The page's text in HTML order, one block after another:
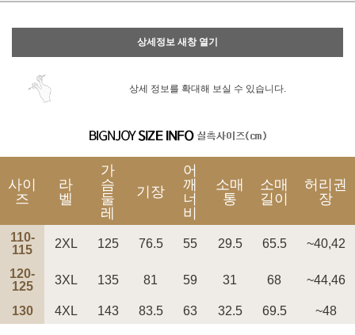
상세정보 새창 열기
상세 정보를 확대해 보실 수 있습니다.
사이
즈
라
벨
가
슴
둘
레
기장
어
깨
너
비
소매
통
소매
길이
허리권
장
110-
115
2XL 125 76.5 55 29.5 65.5 ~40,42
120-
125
3XL 135 81 59 31 68 ~44,46
130 4XL 143 83.5 63 32.5 69.5 ~48